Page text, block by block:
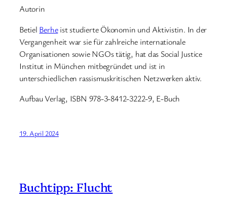
Autorin
Betiel Berheist studierte Ökonomin und Aktivistin. In der
Vergangenheit war sie für zahlreiche internationale
Organisationen sowie NGOs tätig, hat das Social Justice
Institut in München mitbegründet und ist in
unterschiedlichen rassismuskritischen Netzwerken aktiv.
Aufbau Verlag, ISBN 978-3-8412-3222-9, E-Buch
19. April 2024
Buchtipp: Flucht